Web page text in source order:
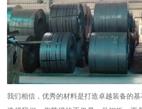
我们相信，优秀的材料是打造卓越装备的基